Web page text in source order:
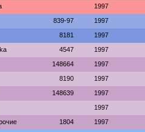
1997
839-97 1997
8181 1997
4547 1997
148664 1997
8190 1997
148639 1997
1997
1804 1997